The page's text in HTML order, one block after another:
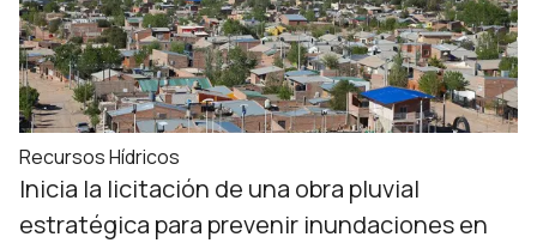
Recursos Hídricos
Inicia la licitación de una obra pluvial
estratégica para prevenir inundaciones en